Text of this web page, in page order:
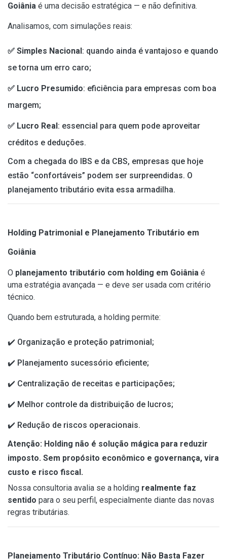
Goiânia é uma decisão estratégica — e não definitiva.
Analisamos, com simulações reais:
✅ Simples Nacional: quando ainda é vantajoso e quando
se torna um erro caro;
✅ Lucro Presumido: eficiência para empresas com boa
margem;
✅ Lucro Real: essencial para quem pode aproveitar
créditos e deduções.
Com a chegada do IBS e da CBS, empresas que hoje
estão “confortáveis” podem ser surpreendidas. O
planejamento tributário evita essa armadilha.
Holding Patrimonial e Planejamento Tributário em
Goiânia
O planejamento tributário com holding em Goiânia é
uma estratégia avançada — e deve ser usada com critério
técnico.
Quando bem estruturada, a holding permite:
✔️ Organização e proteção patrimonial;
✔️ Planejamento sucessório eficiente;
✔️ Centralização de receitas e participações;
✔️ Melhor controle da distribuição de lucros;
✔️ Redução de riscos operacionais.
Atenção: Holding não é solução mágica para reduzir
imposto. Sem propósito econômico e governança, vira
custo e risco fiscal.
Nossa consultoria avalia se a holding realmente faz
sentido para o seu perfil, especialmente diante das novas
regras tributárias.
Planejamento Tributário Contínuo: Não Basta Fazer